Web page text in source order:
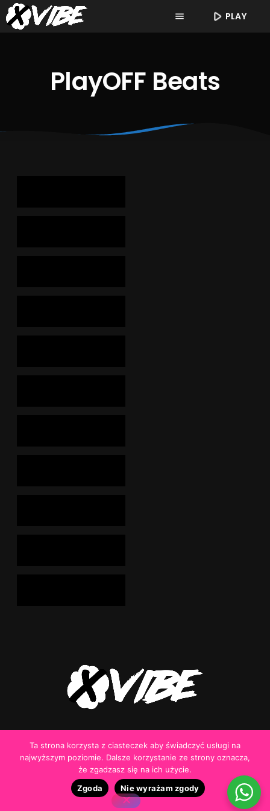
menu play_arrow PLAY
PlayOFF Beats
RealizacjaKonrad Kostrzewa
Ta strona korzysta z ciasteczek aby świadczyć usługi na
najwyższym poziomie. Dalsze korzystanie ze strony oznacza,
że zgadzasz się na ich użycie.
Zgoda
Nie wyrażam zgody